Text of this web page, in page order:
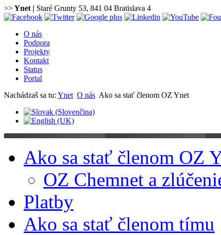
>>Ynet | Staré Grunty 53, 841 04 Bratislava 4
O nás
Podpora
Projekty
Kontakt
Status
Portal
Nachádzaš sa tu: Ynet O nás Ako sa stať členom OZ Ynet
Ako sa stať členom OZ
OZ Chemnet a
Platby
Ako sa stať členom tímu